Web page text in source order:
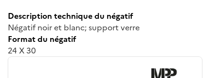
Description technique du négatif
Négatif noir et blanc; support verre
Format du négatif
24 X 30